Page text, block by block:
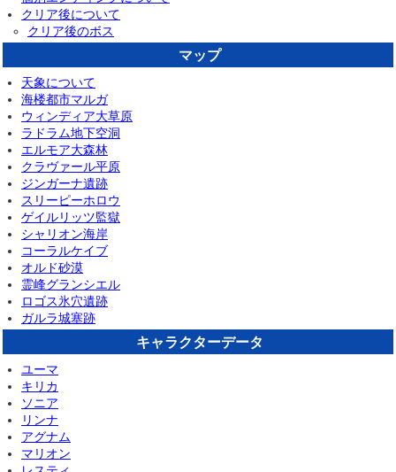
クリア後について
クリア後のボス
マップ
天象について
海楼都市マルガ
ウィンディア大草原
ラドラム地下空洞
エルモア大森林
クラヴァール平原
ジンガーナ遺跡
スリーピーホロウ
ゲイルリッツ監獄
シャリオン海岸
コーラルケイブ
オルド砂漠
霊峰グランシエル
ロゴス氷穴遺跡
ガルラ城塞跡
キャラクターデータ
ユーマ
キリカ
ソニア
リンナ
アグナム
マリオン